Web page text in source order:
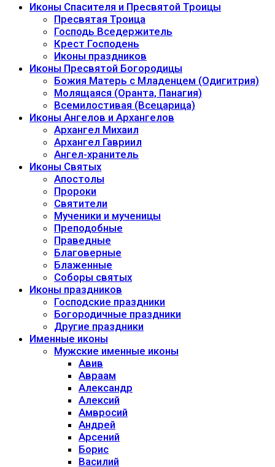
Иконы Спасителя и Пресвятой Троицы
Пресвятая Троица
Господь Вседержитель
Крест Господень
Иконы праздников
Иконы Пресвятой Богородицы
Божия Матерь с Младенцем (Одигитрия)
Молящаяся (Оранта, Панагия)
Всемилостивая (Всецарица)
Иконы Ангелов и Архангелов
Архангел Михаил
Архангел Гавриил
Ангел-хранитель
Иконы Святых
Апостолы
Пророки
Святители
Мученики и мученицы
Преподобные
Праведные
Благоверные
Блаженные
Соборы святых
Иконы праздников
Господские праздники
Богородичные праздники
Другие праздники
Именные иконы
Мужские именные иконы
Авив
Авраам
Александр
Алексий
Амвросий
Андрей
Арсений
Борис
Василий